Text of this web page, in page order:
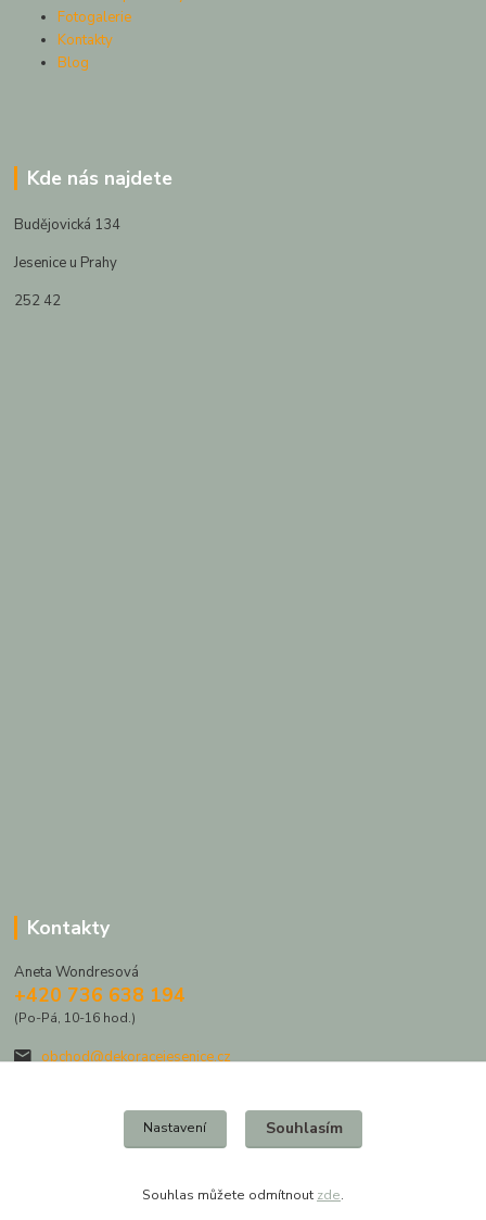
Fotogalerie
Kontakty
Blog
Kde nás najdete
Budějovická 134
Jesenice u Prahy
252 42
Kontakty
Aneta Wondresová
+420 736 638 194
(Po-Pá, 10-16 hod.)
obchod@dekoracejesenice.cz
Nastavení Souhlasím
Souhlas můžete odmítnout zde.